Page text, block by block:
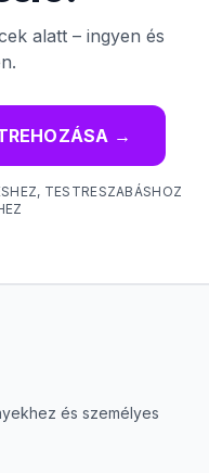
alatt – ingyen és
→
TESTRESZABÁSHOZ
és személyes